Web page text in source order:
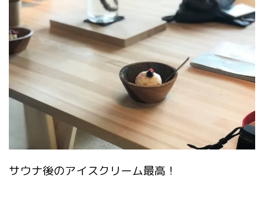
サウナ後のアイスクリーム最高！